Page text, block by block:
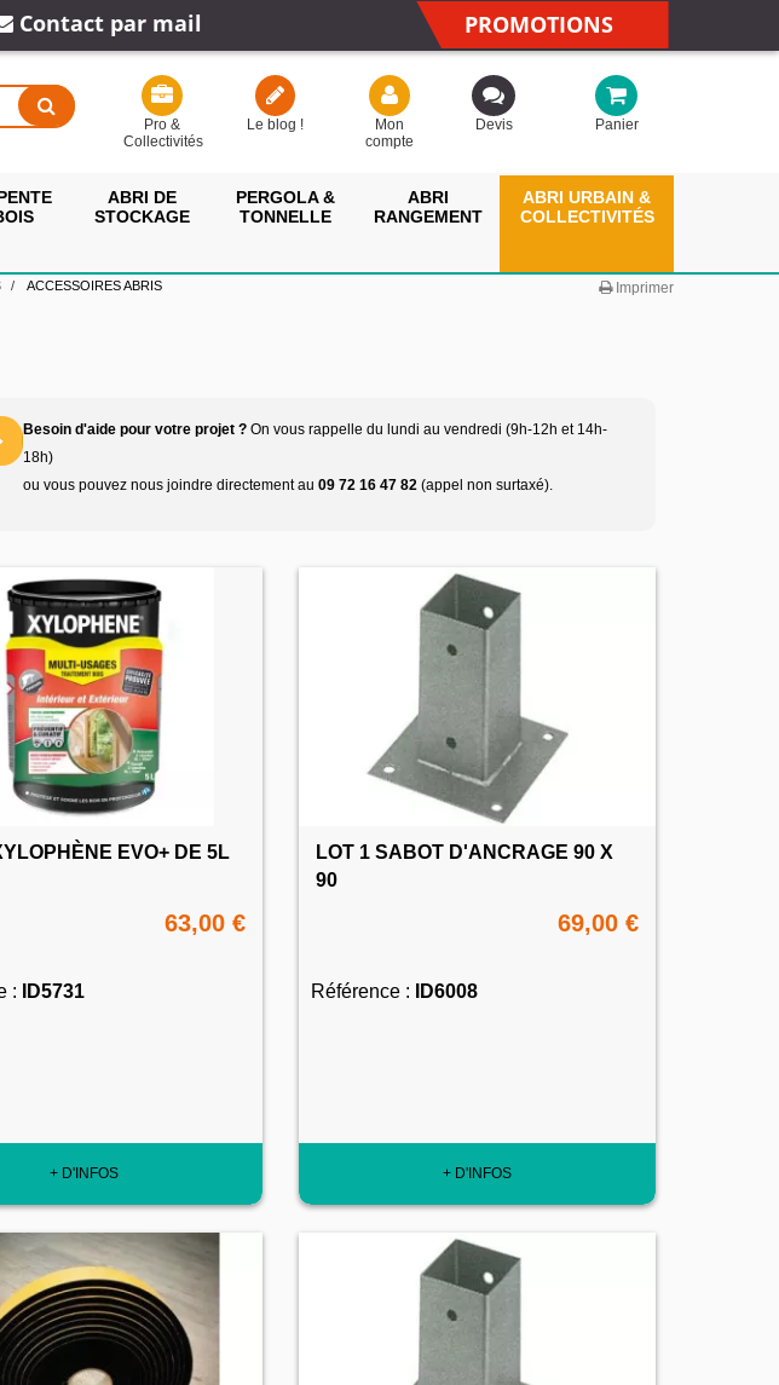
Contact par mail PROMOTIONS
Pro &
Collectivités
Le blog !
Mon
compte
Devis Panier
ABRI DE
STOCKAGE
PERGOLA &
TONNELLE
ABRI
RANGEMENT
ABRI URBAIN &
COLLECTIVITÉS
ACCESSOIRES ABRIS Imprimer
Besoin d'aide pour votre projet ? On vous rappelle du lundi au vendredi (9h-12h et 14h-
18h)
ou vous pouvez nous joindre directement au 09 72 16 47 82 (appel non surtaxé).
EVO+ DE 5L
63,00 €
: ID5731
+ D'INFOS
LOT 1 SABOT D'ANCRAGE 90 X
90
69,00 €
Référence : ID6008
+ D'INFOS